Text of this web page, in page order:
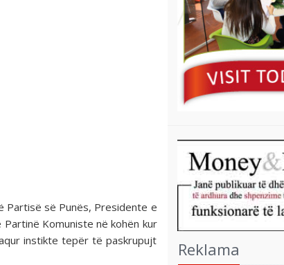
Partisë së Punës, Presidente e
Komuniste në kohën kur
instikte tepër të paskrupujt
Reklama